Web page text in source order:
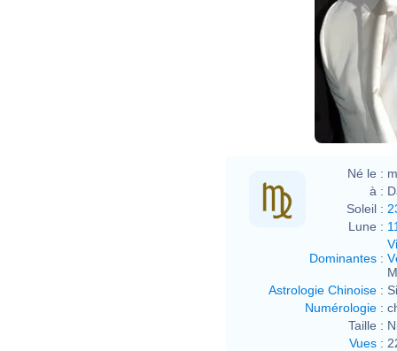
Né le :
à :
Soleil :
Lune :
Dominantes :
Astrologie Chinoise :
Numérologie :
Taille :
Vues :